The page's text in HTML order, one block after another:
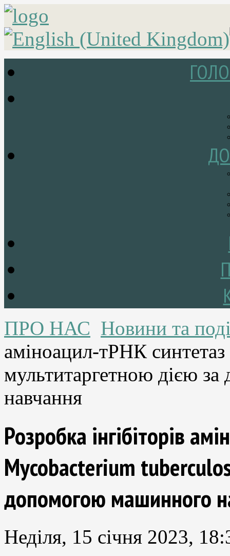
ПРО НАС Новини та
аміноацил-тРНК
мультитаргетною дією
навчання
Розробка інгібіторів
Mycobacterium
допомогою машинного
Неділя, 15 січня 2023,